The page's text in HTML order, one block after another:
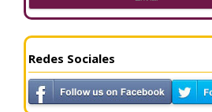
Redes Sociales